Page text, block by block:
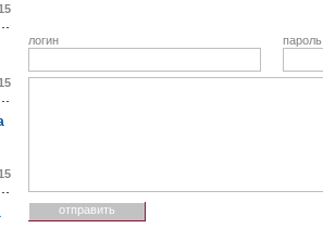
логин пароль